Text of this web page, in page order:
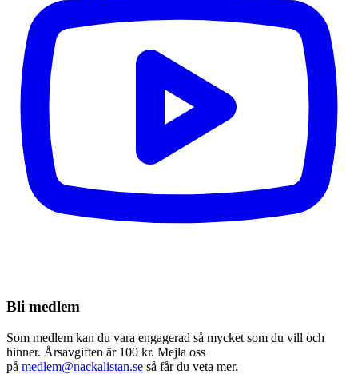
Bli medlem
Som medlem kan du vara engagerad så mycket som du vill och
hinner. Årsavgiften är 100 kr. Mejla oss
på medlem@nackalistan.se så får du veta mer.